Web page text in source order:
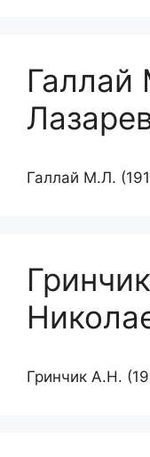
Галлай
Галлай М.Л.
Гринчик А.Н.